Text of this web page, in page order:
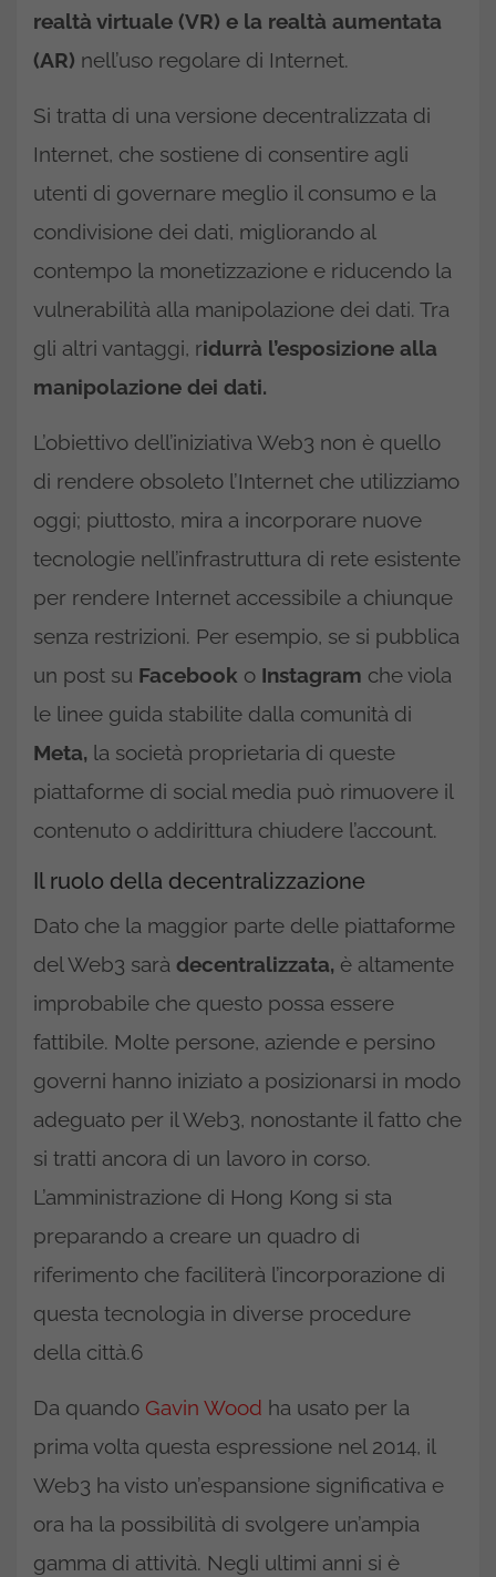
realtà virtuale (VR) e la realtà aumentata
(AR) nell’uso regolare di Internet.
Si tratta di una versione decentralizzata di
Internet, che sostiene di consentire agli
utenti di governare meglio il consumo e la
condivisione dei dati, migliorando al
contempo la monetizzazione e riducendo la
vulnerabilità alla manipolazione dei dati. Tra
gli altri vantaggi, ridurrà l’esposizione alla
manipolazione dei dati.
L’obiettivo dell’iniziativa Web3 non è quello
di rendere obsoleto l’Internet che utilizziamo
oggi; piuttosto, mira a incorporare nuove
tecnologie nell’infrastruttura di rete esistente
per rendere Internet accessibile a chiunque
senza restrizioni. Per esempio, se si pubblica
un post su Facebook o Instagram che viola
le linee guida stabilite dalla comunità di
Meta, la società proprietaria di queste
piattaforme di social media può rimuovere il
contenuto o addirittura chiudere l’account.
Il ruolo della decentralizzazione
Dato che la maggior parte delle piattaforme
del Web3 sarà decentralizzata, è altamente
improbabile che questo possa essere
fattibile. Molte persone, aziende e persino
governi hanno iniziato a posizionarsi in modo
adeguato per il Web3, nonostante il fatto che
si tratti ancora di un lavoro in corso.
L’amministrazione di Hong Kong si sta
preparando a creare un quadro di
riferimento che faciliterà l’incorporazione di
questa tecnologia in diverse procedure
della città.6
Da quando Gavin Wood ha usato per la
prima volta questa espressione nel 2014, il
Web3 ha visto un’espansione significativa e
ora ha la possibilità di svolgere un’ampia
gamma di attività. Negli ultimi anni si è